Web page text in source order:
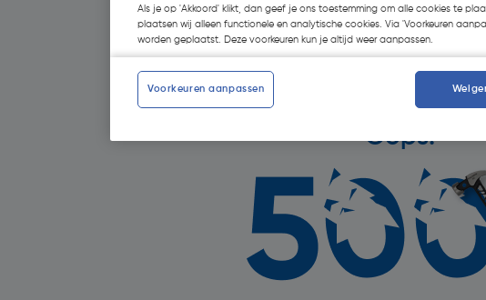
Oops!
Als je op 'Akkoord' klikt, dan geef je ons toestemming om alle cookies te
plaatsen wij alleen functionele en analytische cookies. Via 'Voorkeuren
worden geplaatst. Deze voorkeuren kun je altijd weer aanpassen.
Voorkeuren aanpassen